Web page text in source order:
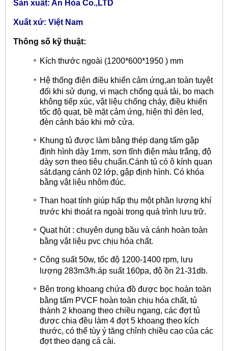
Sản xuất: An Hòa Co.,LTD
Xuất xứ: Việt Nam
Thông số kỹ thuật:
Kích thước ngoài (1200*600*1950 ) mm
Hệ thống điện điều khiển cảm ứng,an toàn tuyệt
đối khi sử dụng, vi mạch chống quá tải, bo mạch
không tiếp xúc, vật liệu chống cháy, điều khiển
tốc độ quạt, bề mặt cảm ứng, hiện thì đèn led,
đèn cảnh báo khi mở cửa.
Khung tủ được làm bằng thép dạng tấm gập
định hình dày 1mm, sơn tĩnh điện màu trắng, độ
dày sơn theo tiêu chuẩn.Cánh tủ có ô kính quan
sát.dạng cánh 02 lớp, gập định hình. Có khóa
bằng vật liệu nhôm đúc.
Than hoạt tính giúp hấp thụ một phần lượng khí
trước khi thoát ra ngoài trong quá trình lưu trữ.
Quạt hút : chuyên dụng bầu và cánh hoàn toàn
bằng vật liệu pvc chịu hóa chất.
Công suất 50w, tốc độ 1200-1400 rpm, lưu
lượng 283m3/h.áp suất 160pa, độ ồn 21-31db.
Bên trong khoang chứa đồ được bọc hoàn toàn
bằng tấm PVCF hoàn toàn chịu hóa chất, tủ
thành 2 khoang theo chiều ngang, các đợt tủ
được chia đều làm 4 đợt 5 khoang theo kích
thước, có thể tùy ý tăng chỉnh chiều cao của các
đợt theo dạng cá cài.